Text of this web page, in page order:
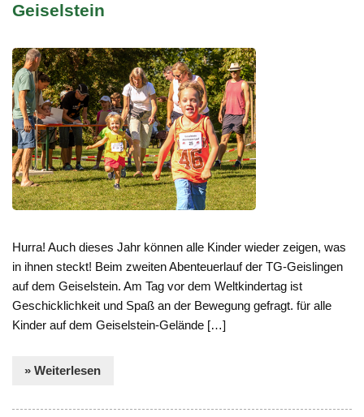
Geiselstein
Hurra! Auch dieses Jahr können alle Kinder wieder zeigen, was
in ihnen steckt! Beim zweiten Abenteuerlauf der TG-Geislingen
auf dem Geiselstein. Am Tag vor dem Weltkindertag ist
Geschicklichkeit und Spaß an der Bewegung gefragt. für alle
Kinder auf dem Geiselstein-Gelände […]
» Weiterlesen